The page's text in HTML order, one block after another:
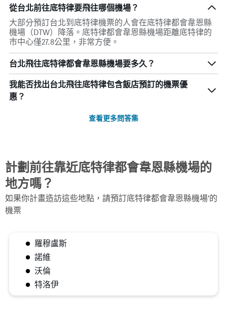
從台北前往底特律要飛往哪個機場？
大部分預訂台北到底特律機票的人會在底特律都會韋恩縣
機場（DTW）降落。底特律都會韋恩縣機場距離底特律的
市中心僅27.8公里，非常方便。
台北飛往底特律都會韋恩縣機場要多久？
我能否找出台北飛往底特律包含飯店預訂的機票優
惠？
查看更多問答集
計劃前往靠近底特律都會韋恩縣機場的
地方嗎？
如果你計畫造訪這些地點，請預訂底特律都會韋恩縣機場'的
機票
羅穆盧斯
諾維
沃倫
特洛伊